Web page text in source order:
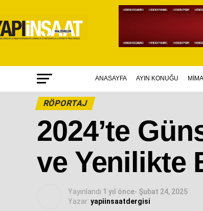
ANASAYFA AYIN KONUĞU
RÖPORTAJ
2024’te
ve Yenilikte
Yayınlandı 1 yıl önce- Şubat 24, 2025
Yazar: yapiinsaatdergisi